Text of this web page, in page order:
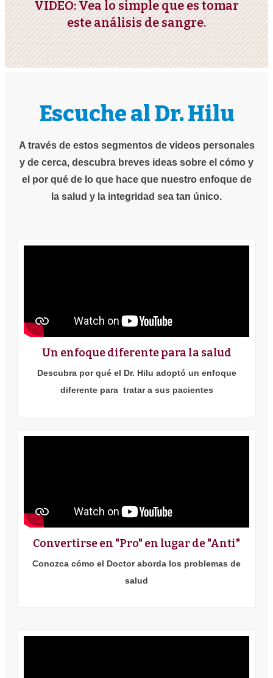
VIDEO: Vea lo simple que es tomar
este análisis de sangre.
Escuche al Dr. Hilu
A través de estos segmentos de videos personales
y de cerca, descubra breves ideas sobre el cómo y
el por qué de lo que hace que nuestro enfoque de
la salud y la integridad sea tan único.
Un enfoque diferente para la salud
Descubra por qué el Dr. Hilu adoptó un enfoque
diferente para tratar a sus pacientes
Convertirse en "Pro" en lugar de "Anti"
Conozca cómo el Doctor aborda los problemas de
salud